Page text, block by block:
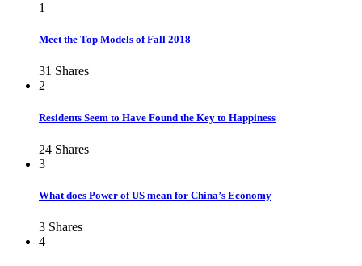
1
Meet the Top Models of Fall 2018
31 Shares
2
Residents Seem to Have Found the Key to Happiness
24 Shares
3
What does Power of US mean for China’s Economy
3 Shares
4